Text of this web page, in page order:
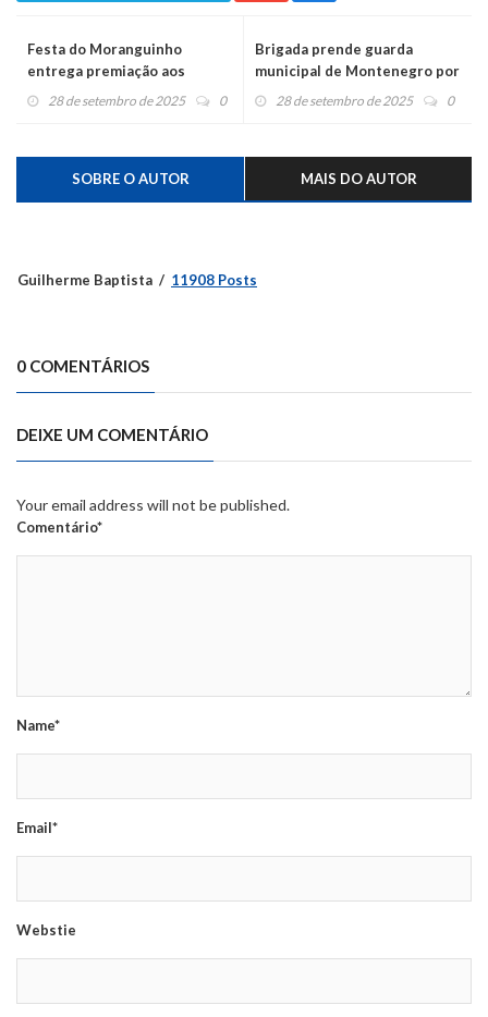
Festa do Moranguinho
entrega premiação aos
produtores
28 de setembro de 2025 0
Brigada prende guarda
municipal de Montenegro por
agressão a companheira
28 de setembro de 2025 0
SOBRE O AUTOR MAIS DO AUTOR
Guilherme Baptista 11908 Posts
0 COMENTÁRIOS
DEIXE UM COMENTÁRIO
Your email address will not be published.
Comentário*
Name*
Email*
Webstie